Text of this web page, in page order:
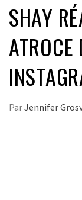
SHAY
ATROCE
ParJennifer